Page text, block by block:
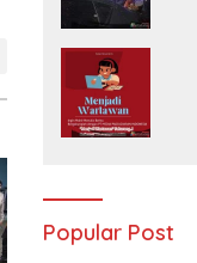
Popular Post